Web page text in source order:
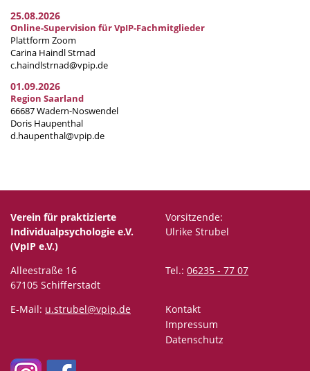
25.08.2026
Online-Supervision für VpIP-Fachmitglieder
Plattform Zoom
Carina Haindl Strnad
c.haindlstrnad@vpip.de
01.09.2026
Region Saarland
66687 Wadern-Noswendel
Doris Haupenthal
d.haupenthal@vpip.de
Verein für praktizierte
Individualpsychologie e.V.
(VpIP e.V.)
Vorsitzende:
Ulrike Strubel
Alleestraße 16
67105 Schifferstadt
Tel.: 06235 - 77 07
E-Mail: u.strubel@vpip.de
Kontakt
Impressum
Datenschutz